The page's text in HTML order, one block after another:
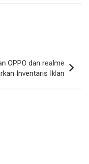
OPPO dan realme
Inventaris Iklan